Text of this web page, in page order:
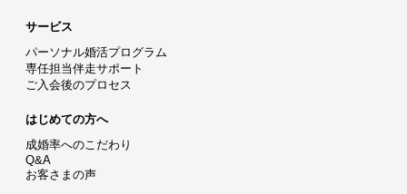
サービス
パーソナル婚活プログラム
専任担当伴走サポート
ご入会後のプロセス
はじめての方へ
成婚率へのこだわり
Q&A
お客さまの声